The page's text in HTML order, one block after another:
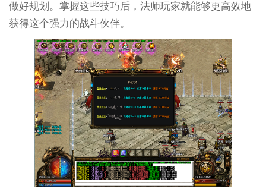
做好规划。掌握这些技巧后，法师玩家就能够更高效地
获得这个强力的战斗伙伴。